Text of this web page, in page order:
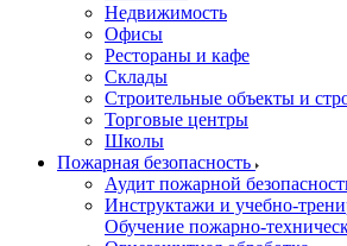
Недвижимость
Офисы
Рестораны и кафе
Склады
Строительные объекты и
Торговые центры
Школы
Пожарная безопасность
Аудит пожарной
Инструктажи и учебно-
Обучение пожарно-